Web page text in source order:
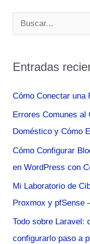
u
c
p
o
r
:
Entradas
Cómo Conectar una
Errores Comunes al
Doméstico y Cómo
Cómo Configurar
en WordPress con
Mi Laboratorio de
Proxmox y pfSense
Todo sobre Laravel:
configurarlo paso a